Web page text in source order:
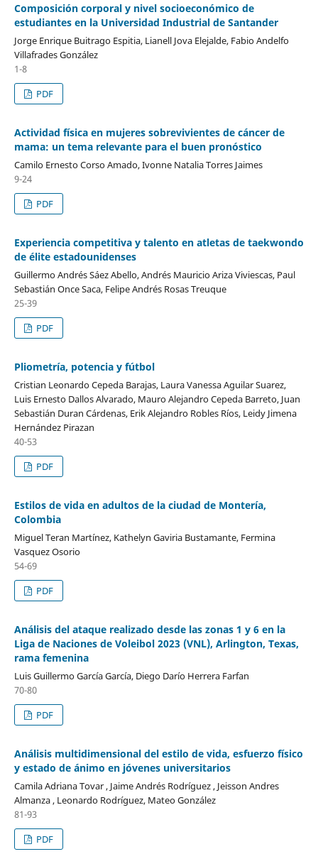
Composición corporal y nivel socioeconómico de
estudiantes en la Universidad Industrial de Santander
Jorge Enrique Buitrago Espitia, Lianell Jova Elejalde, Fabio Andelfo
Villafrades González
1-8
PDF
Actividad física en mujeres sobrevivientes de cáncer de
mama: un tema relevante para el buen pronóstico
Camilo Ernesto Corso Amado, Ivonne Natalia Torres Jaimes
9-24
PDF
Experiencia competitiva y talento en atletas de taekwondo
de élite estadounidenses
Guillermo Andrés Sáez Abello, Andrés Mauricio Ariza Viviescas, Paul
Sebastián Once Saca, Felipe Andrés Rosas Treuque
25-39
PDF
Pliometría, potencia y fútbol
Cristian Leonardo Cepeda Barajas, Laura Vanessa Aguilar Suarez,
Luis Ernesto Dallos Alvarado, Mauro Alejandro Cepeda Barreto, Juan
Sebastián Duran Cárdenas, Erik Alejandro Robles Ríos, Leidy Jimena
Hernández Pirazan
40-53
PDF
Estilos de vida en adultos de la ciudad de Montería,
Colombia
Miguel Teran Martínez, Kathelyn Gaviria Bustamante, Fermina
Vasquez Osorio
54-69
PDF
Análisis del ataque realizado desde las zonas 1 y 6 en la
Liga de Naciones de Voleibol 2023 (VNL), Arlington, Texas,
rama femenina
Luis Guillermo García García, Diego Darío Herrera Farfan
70-80
PDF
Análisis multidimensional del estilo de vida, esfuerzo físico
y estado de ánimo en jóvenes universitarios
Camila Adriana Tovar , Jaime Andrés Rodríguez , Jeisson Andres
Almanza , Leonardo Rodríguez, Mateo González
81-93
PDF